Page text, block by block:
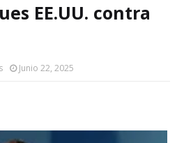
EE.UU. contra
Junio 22, 2025